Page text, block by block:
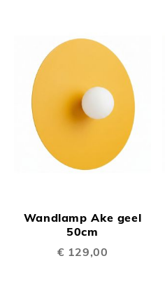
Wandlamp Ake geel
50cm
€ 129,00